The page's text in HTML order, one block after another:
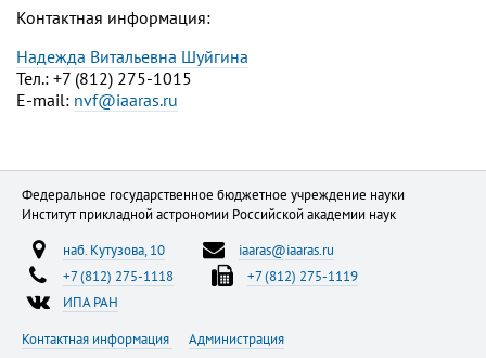
Контактная информация:
Надежда Витальевна Шуйгина
Тел.: +7 (812) 275-1015
E-mail: nvf@iaaras.ru
Федеральное государственное бюджетное учреждение науки
Институт прикладной астрономии Российской академии наук
наб. Кутузова, 10
iaaras@iaaras.ru
+7 (812) 275-1118
+7 (812) 275-1119
ИПА РАН
Контактная информация
Администрация